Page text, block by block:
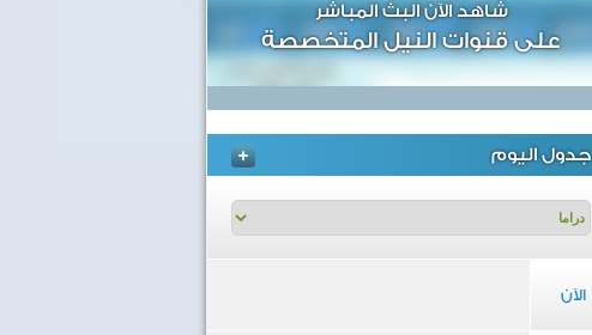
شاهد الآن البث المباشر
على قنوات النيل المتخصصة
جدول اليوم
الآن